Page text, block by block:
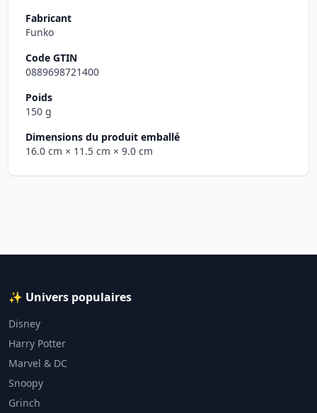
Fabricant
Funko
Code GTIN
0889698721400
Poids
150 g
Dimensions du produit emballé
16.0 cm × 11.5 cm × 9.0 cm
✨ Univers populaires
Disney
Harry Potter
Marvel & DC
Snoopy
Grinch